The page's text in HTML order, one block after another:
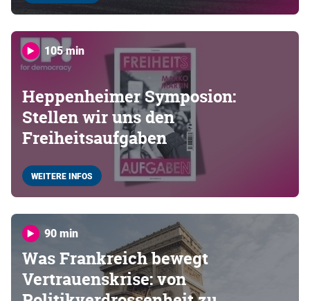
105 min
Heppenheimer Symposion:
Stellen wir uns den
Freiheitsaufgaben
WEITERE INFOS
90 min
Was Frankreich bewegt
Vertrauenskrise: von